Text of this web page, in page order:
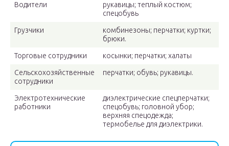
Водители
рукавицы; теплый костюм;
спецобувь
Грузчики
комбинезоны; перчатки; куртки;
брюки.
Торговые сотрудники косынки; перчатки; халаты
Сельскохозяйственные
сотрудники
перчатки; обувь; рукавицы.
Электротехнические
работники
диэлектрические спецперчатки;
спецобувь; головной убор;
верхняя спецодежда;
термобелье для диэлектрики.